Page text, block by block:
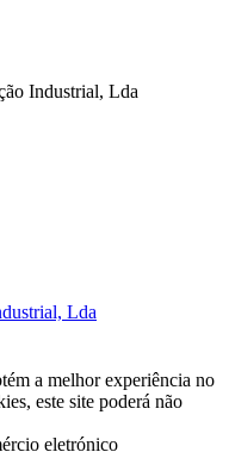
Industrial, Lda
Lda
a melhor experiência no
este site poderá não
eletrónico